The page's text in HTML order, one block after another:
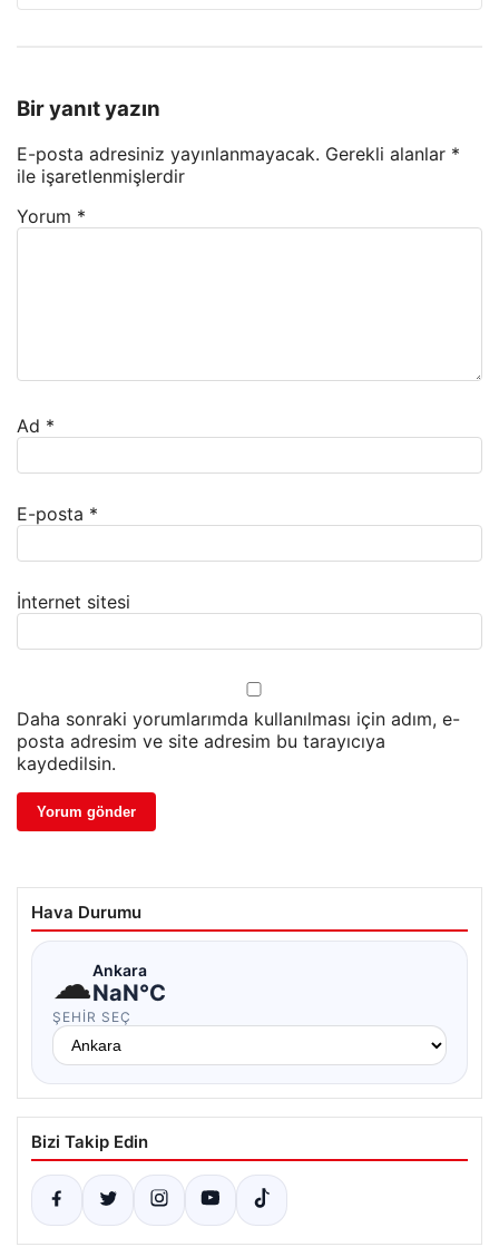
Bir yanıt yazın
E-posta adresiniz yayınlanmayacak. Gerekli alanlar *
ile işaretlenmişlerdir
Yorum *
Ad *
E-posta *
İnternet sitesi
Daha sonraki yorumlarımda kullanılması için adım, e-
posta adresim ve site adresim bu tarayıcıya
kaydedilsin.
Hava Durumu
☁Ankara
NaN°C
ŞEHIR SEÇ
Bizi Takip Edin